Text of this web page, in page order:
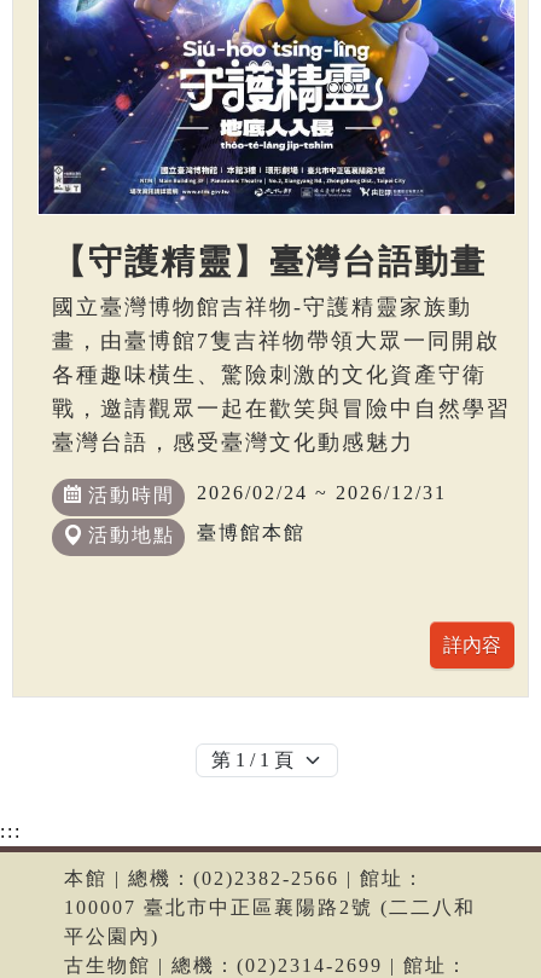
【守護精靈】臺灣台語動畫
國立臺灣博物館吉祥物-守護精靈家族動
畫，由臺博館7隻吉祥物帶領大眾一同開啟
各種趣味橫生、驚險刺激的文化資產守衛
戰，邀請觀眾一起在歡笑與冒險中自然學習
臺灣台語，感受臺灣文化動感魅力
活動時間 2026/02/24 ~ 2026/12/31
活動地點 臺博館本館
:::
本館 | 總機：(02)2382-2566 | 館址：
100007 臺北市中正區襄陽路2號 (二二八和
平公園內)
古生物館 | 總機：(02)2314-2699 | 館址：